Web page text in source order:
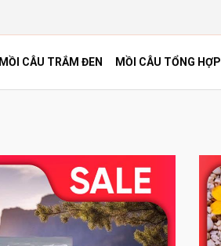
MỒI CÂU TRẮM ĐEN MỒI CÂU TỔNG HỢP